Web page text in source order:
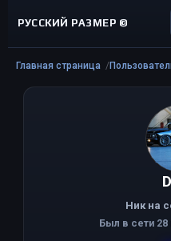
РУССКИЙ РАЗМЕР ©
Главная страница
Ник на
Был в сети 28